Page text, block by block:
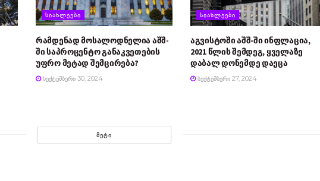
ᲡᲘᲐᲮᲚᲔᲔᲑᲘ
რამდენად მოსალოდნელია აშშ-
ში საპროცენტო განაკვეთების
უფრო მეტად შემცირება?
ᲡᲔᲥᲢᲔᲛᲑᲔᲠᲘ 30, 2024
ᲡᲘᲐᲮᲚᲔᲔᲑᲘ
აგვისტოში აშშ-ში ინფლაცია,
2021 წლის შემდეგ, ყველაზე
დაბალ დონემდე დაეცა
ᲡᲔᲥᲢᲔᲛᲑᲔᲠᲘ 27, 2024
ᲛᲔᲢᲘ